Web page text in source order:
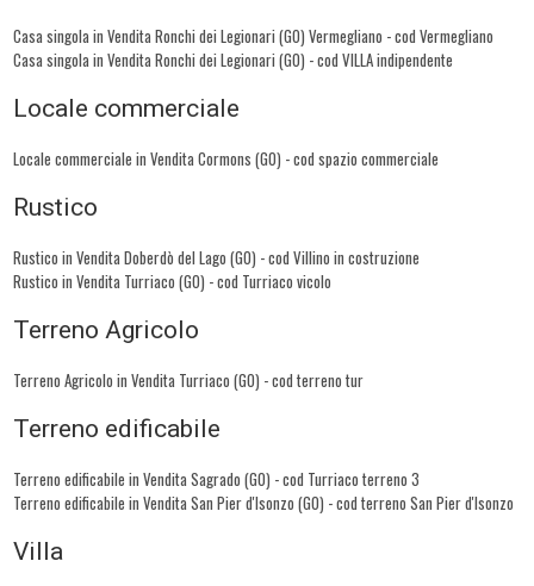
Casa singola in Vendita Ronchi dei Legionari (GO) Vermegliano - cod Vermegliano
Casa singola in Vendita Ronchi dei Legionari (GO) - cod VILLA indipendente
Locale commerciale
Locale commerciale in Vendita Cormons (GO) - cod spazio commerciale
Rustico
Rustico in Vendita Doberdò del Lago (GO) - cod Villino in costruzione
Rustico in Vendita Turriaco (GO) - cod Turriaco vicolo
Terreno Agricolo
Terreno Agricolo in Vendita Turriaco (GO) - cod terreno tur
Terreno edificabile
Terreno edificabile in Vendita Sagrado (GO) - cod Turriaco terreno 3
Terreno edificabile in Vendita San Pier d'Isonzo (GO) - cod terreno San Pier d'Isonzo
Villa